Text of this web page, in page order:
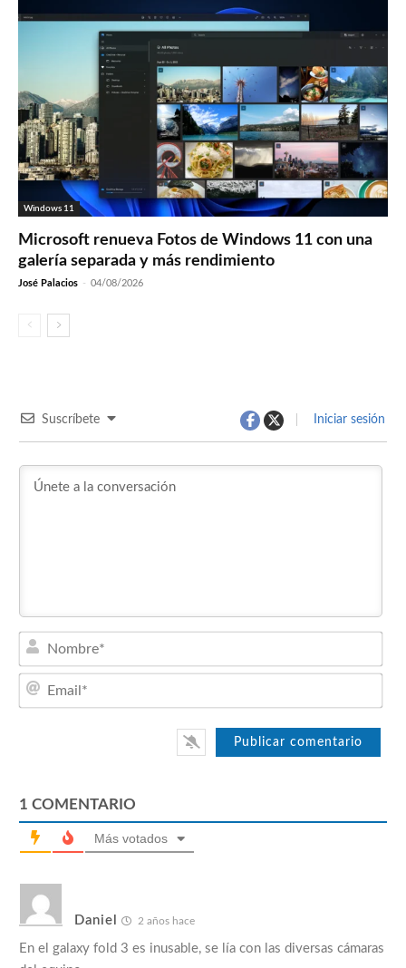
Windows 11
Microsoft renueva Fotos de Windows 11 con una
galería separada y más rendimiento
José Palacios - 04/08/2026
Suscríbete Iniciar sesión
1 COMENTARIO
Más votados
Daniel 2 años hace
En el galaxy fold 3 es inusable, se lía con las diversas cámaras